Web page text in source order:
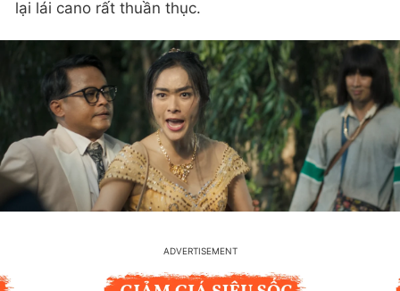
lại lái cano rất thuần thục.